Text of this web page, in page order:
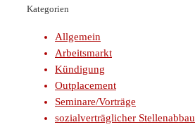
Kategorien
Allgemein
Arbeitsmarkt
Kündigung
Outplacement
Seminare/Vorträge
sozialverträglicher Stellenabbau